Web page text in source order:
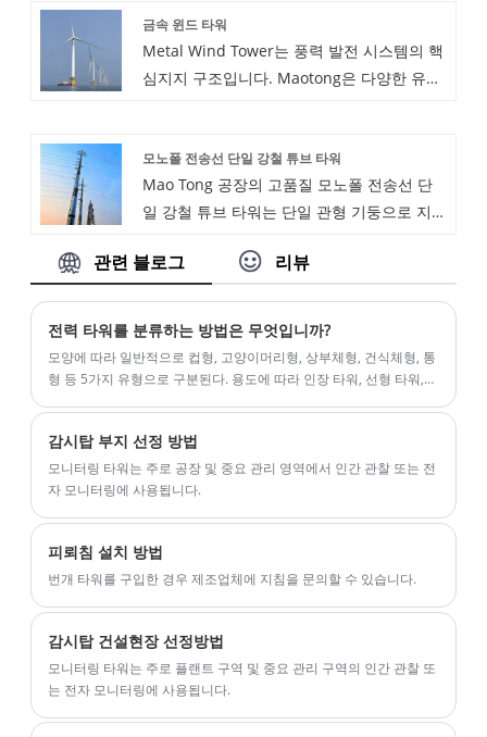
또는 디자인 도면을 주문하는 것을 환영합니
다.
을 갖춘 타워 형 장비입니다.
금속 윈드 타워
Metal Wind Tower는 풍력 발전 시스템의 핵
심지지 구조입니다. Maotong은 다양한 유형
템의 핵심지지 구조입니다.
모노폴 전송선 단일 강철 튜브 타워
Mao Tong 공장의 고품질 모노폴 전송선 단
일 강철 튜브 타워는 단일 관형 기둥으로 지지
됩니다. 전통적인 송전탑의 격자 구조와 달리
습니다. 더 작은 설치 공간과 미학적으로 아름
다운 디자인으로 인해 그리드 타워와 같은 다
른 옵션보다 인구 밀도가 높은 지역에서 사용
하기에 더 적합합니다.
관련 블로그 리뷰
전력 타워를 분류하는 방법은 무엇입니까?
모양에 따라 일반적으로 컵형, 고양이머리형, 상부체형, 건식체형, 통
형 등 5가지 유형으로 구분된다. 용도에 따라 인장 타워, 선형 타워,
감시탑 부지 선정 방법
모니터링 타워는 주로 공장 및 중요 관리 영역에서 인간 관찰 또는 전
자 모니터링에 사용됩니다.
피뢰침 설치 방법
번개 타워를 구입한 경우 제조업체에 지침을 문의할 수 있습니다.
감시탑 건설현장 선정방법
모니터링 타워는 주로 플랜트 구역 및 중요 관리 구역의 인간 관찰 또
는 전자 모니터링에 사용됩니다.